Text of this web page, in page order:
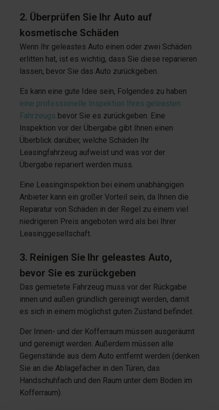
2. Überprüfen Sie Ihr Auto auf
kosmetische Schäden
Wenn Ihr geleastes Auto einen oder zwei Schäden
erlitten hat, ist es wichtig, dass Sie diese reparieren
lassen, bevor Sie das Auto zurückgeben.
Es kann eine gute Idee sein, Folgendes zu haben
eine professionelle Inspektion Ihres geleasten
Fahrzeugs bevor Sie es zurückgeben. Eine
Inspektion vor der Übergabe gibt Ihnen einen
Überblick darüber, welche Schäden Ihr
Leasingfahrzeug aufweist und was vor der
Übergabe repariert werden muss.
Eine Leasinginspektion bei einem unabhängigen
Anbieter kann ein großer Vorteil sein, da Ihnen die
Reparatur von Schäden in der Regel zu einem viel
niedrigeren Preis angeboten wird als bei Ihrer
Leasinggesellschaft.
3. Reinigen Sie Ihr geleastes Auto,
bevor Sie es zurückgeben
Das gemietete Fahrzeug muss vor der Rückgabe
innen und außen gründlich gereinigt werden, damit
es sich in einem möglichst guten Zustand befindet.
Der Innen- und der Kofferraum müssen ausgeräumt
und gereinigt werden. Außerdem müssen alle
Gegenstände aus dem Auto entfernt werden (denken
Sie an die Ablagefächer in den Türen, das
Handschuhfach und den Raum unter dem Boden im
Kofferraum).